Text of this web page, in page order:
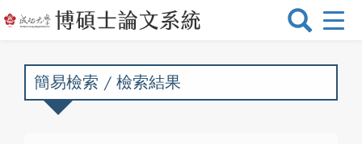
選
換
簡易檢索 / 檢索結果